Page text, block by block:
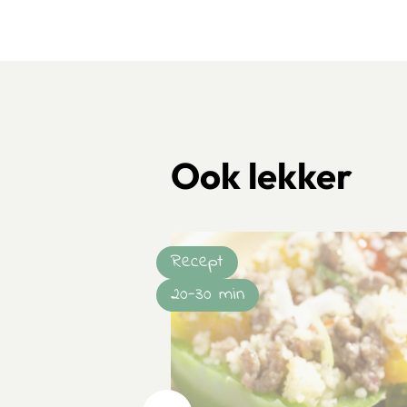
Ook lekker
Recept
20-30 min